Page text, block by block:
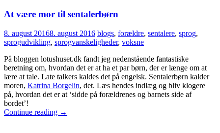
At være mor til sentalerbørn
8. august 20168. august 2016 blogs, forældre, sentalere, sprog,
sprogudvikling, sprogvanskeligheder, voksne
På bloggen lotushuset.dk fandt jeg nedenstående fantastiske
beretning om, hvordan det er at ha et par børn, der er længe om at
lære at tale. Late talkers kaldes det på engelsk. Sentalerbørn kalder
moren, Katrina Borgelin, det. Læs hendes indlæg og bliv klogere
på, hvordan det er at ‘sidde på forældrenes og barnets side af
bordet’!
Continue reading →